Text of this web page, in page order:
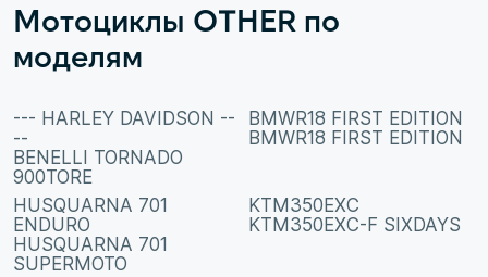
Мотоциклы OTHER по
моделям
--- HARLEY DAVIDSON --
--
BENELLI TORNADO
900TORE
BMWR18 FIRST EDITION
BMWR18 FIRST EDITION
HUSQUARNA 701
ENDURO
HUSQUARNA 701
SUPERMOTO
KTM350EXC
KTM350EXC-F SIXDAYS